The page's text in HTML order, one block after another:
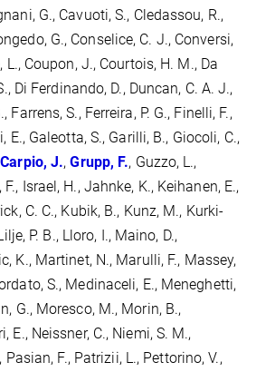
G., Cavuoti, S., Cledassou, R.,
G., Conselice, C. J., Conversi,
L., Coupon, J., Courtois, H. M., Da
Di Ferdinando, D., Duncan, C. A. J.,
Farrens, S., Ferreira, P. G., Finelli, F.,
E., Galeotta, S., Garilli, B., Giocoli, C.,
J.,Grupp, F., Guzzo, L.,
Israel, H., Jahnke, K., Keihanen, E.,
C. C., Kubik, B., Kunz, M., Kurki-
P. B., Lloro, I., Maino, D.,
K., Martinet, N., Marulli, F., Massey,
S., Medinaceli, E., Meneghetti,
G., Moresco, M., Morin, B.,
E., Neissner, C., Niemi, S. M.,
F., Patrizii, L., Pettorino, V.,